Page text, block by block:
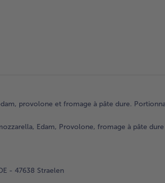
provolone et fromage à pâte dure.
Edam, Provolone, fromage à pâte
- 47638 Straelen